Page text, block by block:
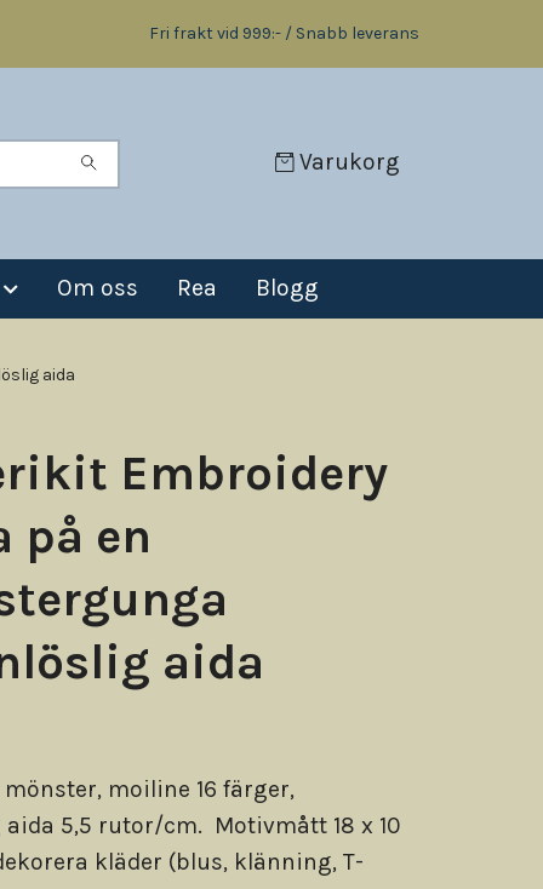
Fri frakt vid 999:- / Snabb leverans
Varukorg
Om oss Rea Blogg
aida
Embroidery
på en
aida
moiline 16 färger,
5,5 rutor/cm. Motivmått 18 x 10
kläder (blus, klänning, T-